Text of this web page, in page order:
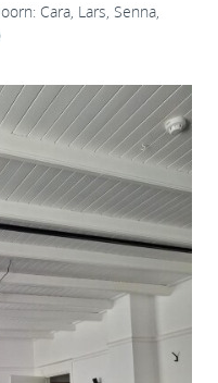
Cara, Lars, Senna,